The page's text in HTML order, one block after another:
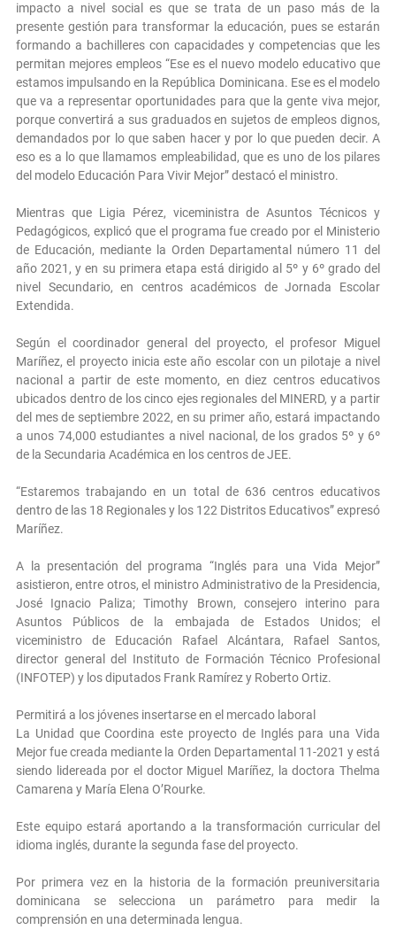
impacto a nivel social es que se trata de un paso más de la
presente gestión para transformar la educación, pues se estarán
formando a bachilleres con capacidades y competencias que les
permitan mejores empleos “Ese es el nuevo modelo educativo que
estamos impulsando en la República Dominicana. Ese es el modelo
que va a representar oportunidades para que la gente viva mejor,
porque convertirá a sus graduados en sujetos de empleos dignos,
demandados por lo que saben hacer y por lo que pueden decir. A
eso es a lo que llamamos empleabilidad, que es uno de los pilares
del modelo Educación Para Vivir Mejor” destacó el ministro.
Mientras que Ligia Pérez, viceministra de Asuntos Técnicos y
Pedagógicos, explicó que el programa fue creado por el Ministerio
de Educación, mediante la Orden Departamental número 11 del
año 2021, y en su primera etapa está dirigido al 5º y 6º grado del
nivel Secundario, en centros académicos de Jornada Escolar
Extendida.
Según el coordinador general del proyecto, el profesor Miguel
Maríñez, el proyecto inicia este año escolar con un pilotaje a nivel
nacional a partir de este momento, en diez centros educativos
ubicados dentro de los cinco ejes regionales del MINERD, y a partir
del mes de septiembre 2022, en su primer año, estará impactando
a unos 74,000 estudiantes a nivel nacional, de los grados 5º y 6º
de la Secundaria Académica en los centros de JEE.
“Estaremos trabajando en un total de 636 centros educativos
dentro de las 18 Regionales y los 122 Distritos Educativos” expresó
Maríñez.
A la presentación del programa “Inglés para una Vida Mejor”
asistieron, entre otros, el ministro Administrativo de la Presidencia,
José Ignacio Paliza; Timothy Brown, consejero interino para
Asuntos Públicos de la embajada de Estados Unidos; el
viceministro de Educación Rafael Alcántara, Rafael Santos,
director general del Instituto de Formación Técnico Profesional
(INFOTEP) y los diputados Frank Ramírez y Roberto Ortiz.
Permitirá a los jóvenes insertarse en el mercado laboral
La Unidad que Coordina este proyecto de Inglés para una Vida
Mejor fue creada mediante la Orden Departamental 11-2021 y está
siendo lidereada por el doctor Miguel Maríñez, la doctora Thelma
Camarena y María Elena O’Rourke.
Este equipo estará aportando a la transformación curricular del
idioma inglés, durante la segunda fase del proyecto.
Por primera vez en la historia de la formación preuniversitaria
dominicana se selecciona un parámetro para medir la
comprensión en una determinada lengua.